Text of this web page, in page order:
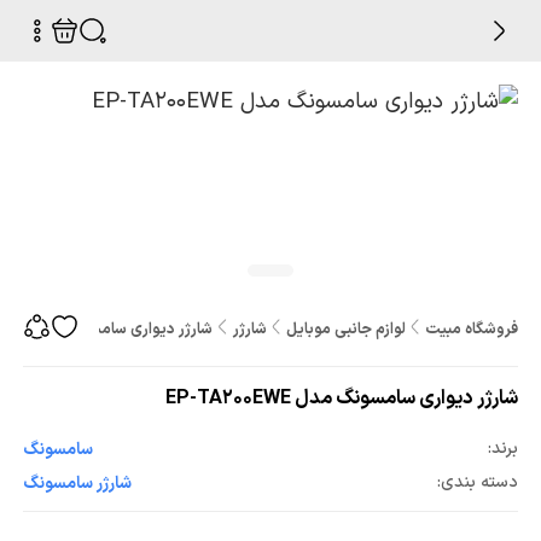
فروشگاه مبیت لوازم جانبی موبایل شارژر شارژر دیواری سامسونگ مدل EP-TA200EWE
شارژر دیواری سامسونگ مدل EP-TA200EWE
برند:
سامسونگ
دسته بندی:
شارژر سامسونگ